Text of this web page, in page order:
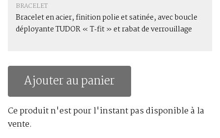
BRACELET
Bracelet en acier, finition polie et satinée, avec boucle
déployante TUDOR « T‑fit » et rabat de verrouillage
Ajouter au panier
Ce produit n'est pour l'instant pas disponible à la
vente.